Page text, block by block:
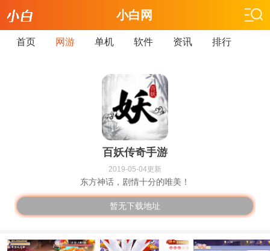
小白网
首页 网游 单机 软件 资讯 排行
百妖传奇手游
2019-05-04更新
东方神话，剧情十分的唯美！
暂无下载地址